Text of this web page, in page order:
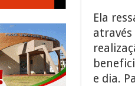
Ela
e dia.